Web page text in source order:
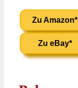
Zu Amazon*
Zu eBay*